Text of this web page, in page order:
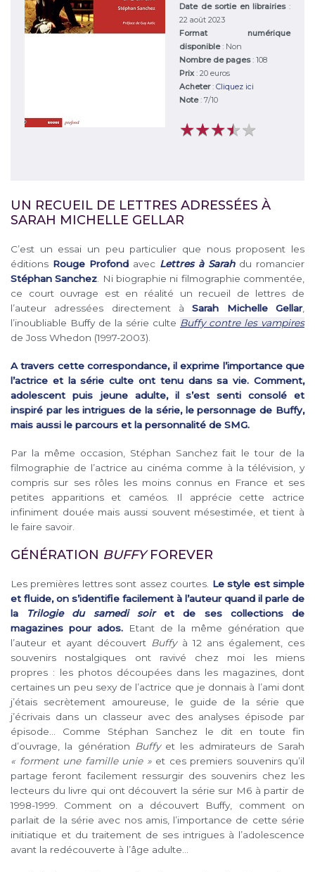
Date de sortie en librairies :
22 août 2023
Format numérique
disponible: Non
Nombre de pages: 108
Prix: 20 euros
Acheter: Cliquez ici
Note: 7/10
★★★★★
★★★★★
UN RECUEIL DE LETTRES ADRESSÉES À
SARAH MICHELLE GELLAR
C’est un essai un peu particulier que nous proposent les
éditions Rouge Profond avec Lettres à Sarahdu romancier
Stéphan Sanchez . Ni biographie ni filmographie commentée,
ce court ouvrage est en réalité un recueil de lettres de
l’auteur adressées directement àSarah Michelle Gellar,
l’inoubliable Buffy de la série culte Buffy contre les vampires
de Joss Whedon (1997-2003).
A travers cette correspondance, il exprime l’importance que
l’actrice et la série culte ont tenu dans sa vie. Comment,
adolescent puis jeune adulte, il s’est senti consolé et
inspiré par les intrigues de la série, le personnage de Buffy,
mais aussi le parcours et la personnalité de SMG.
Par la même occasion, Stéphan Sanchez fait le tour de la
filmographie de l’actrice au cinéma comme à la télévision, y
compris sur ses rôles les moins connus en France et ses
petites apparitions et caméos. Il apprécie cette actrice
infiniment douée mais aussi souvent mésestimée, et tient à
le faire savoir.
GÉNÉRATION BUFFYFOREVER
Les premières lettres sont assez courtes. Le style est simple
et fluide, on s’identifie facilement à l’auteur quand il parle de
la
Trilogie du samedi soiret de ses collections de
magazines pour ados.Etant de la même génération que
l’auteur et ayant découvert Buffyà 12 ans également, ces
souvenirs nostalgiques ont ravivé chez moi les miens
propres : les photos découpées dans les magazines, dont
certaines un peu sexy de l’actrice que je donnais à l’ami dont
j’étais secrètement amoureuse, le guide de la série que
j’écrivais dans un classeur avec des analyses épisode par
épisode… Comme Stéphan Sanchez le dit en toute fin
d’ouvrage, la génération Buffyet les admirateurs de Sarah
« forment une famille unie »et ces premiers souvenirs qu’il
partage feront facilement ressurgir des souvenirs chez les
lecteurs du livre qui ont découvert la série sur M6 à partir de
1998-1999. Comment on a découvert Buffy, comment on
parlait de la série avec nos amis, l’importance de cette série
initiatique et du traitement de ses intrigues à l’adolescence
avant la redécouverte à l’âge adulte…